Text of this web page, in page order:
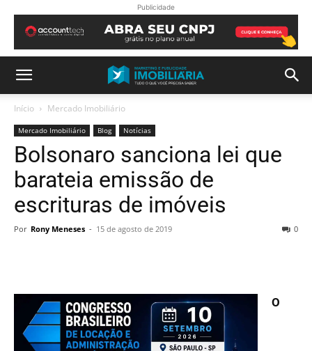
Publicidade
Início Mercado Imobiliário
Mercado Imobiliário Blog Notícias
Bolsonaro sanciona lei que
barateia emissão de
escrituras de imóveis
Por Rony Meneses - 15 de agosto de 2019 0
O